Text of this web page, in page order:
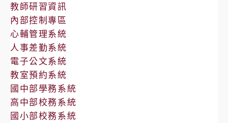
教師研習資訊
內部控制專區
心輔管理系統
人事差勤系統
電子公文系統
教室預約系統
國中部學務系統
高中部校務系統
國小部校務系統